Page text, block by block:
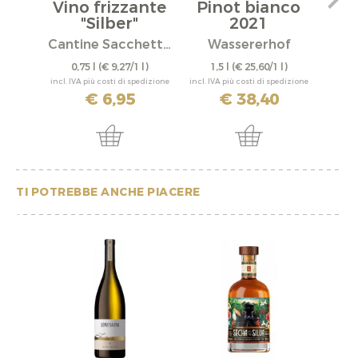
Vino frizzante
"Silber"
Cantine Sacchetto S.r.l.
0,75 l (€ 9,27/1 l)
incl. IVA più costi di spedizione
€ 6,95
Pinot bianco
2021
Wassererhof
1,5 l (€ 25,60/1 l)
incl. IVA più costi di spedizione
€ 38,40
TI POTREBBE ANCHE PIACERE